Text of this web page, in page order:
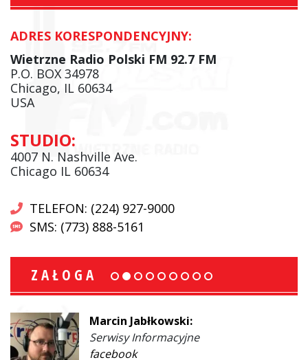
ADRES KORESPONDENCYJNY:
Wietrzne Radio Polski FM 92.7 FM
P.O. BOX 34978
Chicago, IL 60634
USA
STUDIO:
4007 N. Nashville Ave.
Chicago IL 60634
TELEFON: (224) 927-9000
SMS: (773) 888-5161
ZAŁOGA
Marcin Jabłkowski:
Serwisy Informacyjne
facebook